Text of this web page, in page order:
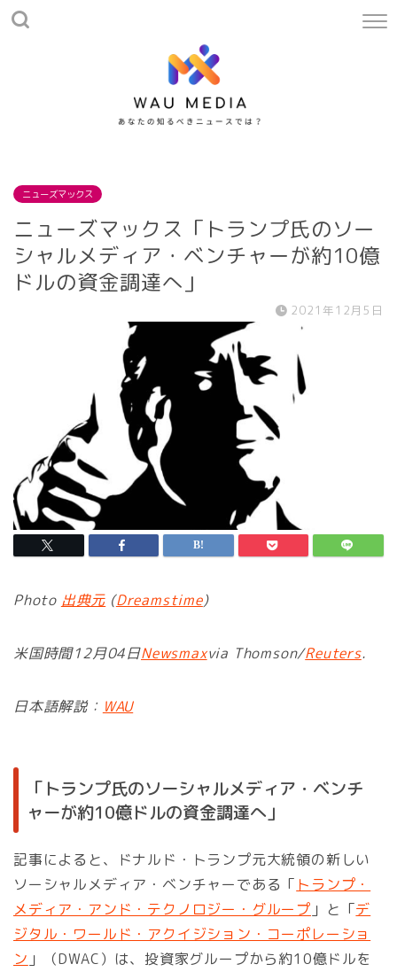
ニューズマックス
ニューズマックス「トランプ氏のソー
シャルメディア・ベンチャーが約10億
ドルの資金調達へ」
2021年12月5日
Photo 出典元 (Dreamstime)
米国時間12月04日Newsmaxvia Thomson/Reuters.
日本語解説： WAU
「トランプ氏のソーシャルメディア・ベンチ
ャーが約10億ドルの資金調達へ」
記事によると、ドナルド・トランプ元大統領の新しい
ソーシャルメディア・ベンチャーである「 トランプ・
メディア・アンド・テクノロジー・グループ 」と「デ
ジタル・ワールド・アクイジション・コーポレーショ
ン 」（DWAC）は、投資家グループから約10億ドルを